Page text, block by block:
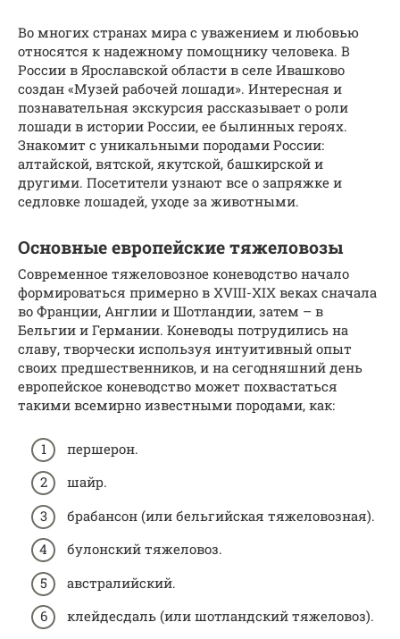
Во многих странах мира с уважением и любовью
относятся к надежному помощнику человека. В
России в Ярославской области в селе Ивашково
создан «Музей рабочей лошади». Интересная и
познавательная экскурсия рассказывает о роли
лошади в истории России, ее былинных героях.
Знакомит с уникальными породами России:
алтайской, вятской, якутской, башкирской и
другими. Посетители узнают все о запряжке и
седловке лошадей, уходе за животными.
Основные европейские тяжеловозы
Современное тяжеловозное коневодство начало
формироваться примерно в XVIII-XIX веках сначала
во Франции, Англии и Шотландии, затем – в
Бельгии и Германии. Коневоды потрудились на
славу, творчески используя интуитивный опыт
своих предшественников, и на сегодняшний день
европейское коневодство может похвастаться
такими всемирно известными породами, как:
першерон.
шайр.
брабансон (или бельгийская тяжеловозная).
булонский тяжеловоз.
австралийский.
клейдесдаль (или шотландский тяжеловоз).